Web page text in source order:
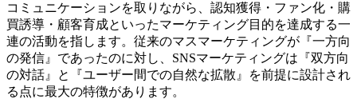
コミュニケーションを取りながら、認知獲得・ファン化・購
買誘導・顧客育成といったマーケティング目的を達成する一
連の活動を指します。従来のマスマーケティングが『一方向
の発信』であったのに対し、SNSマーケティングは『双方向
の対話』と『ユーザー間での自然な拡散』を前提に設計され
る点に最大の特徴があります。